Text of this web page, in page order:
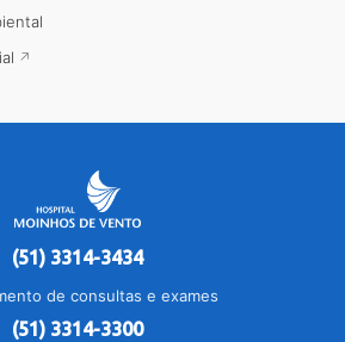
(51) 3314-3434
de consultas e exames
(51) 3314-3300